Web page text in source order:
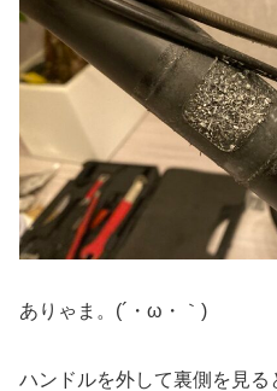
ありゃま。(´・ω・｀)
ハンドルを外して裏側を見